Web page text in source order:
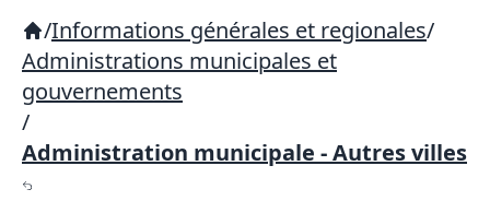
/Informations générales et regionales/
Administrations municipales et
gouvernements
/
Administration municipale - Autres villes